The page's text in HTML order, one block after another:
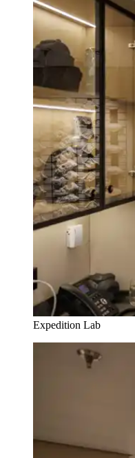
Expedition Lab